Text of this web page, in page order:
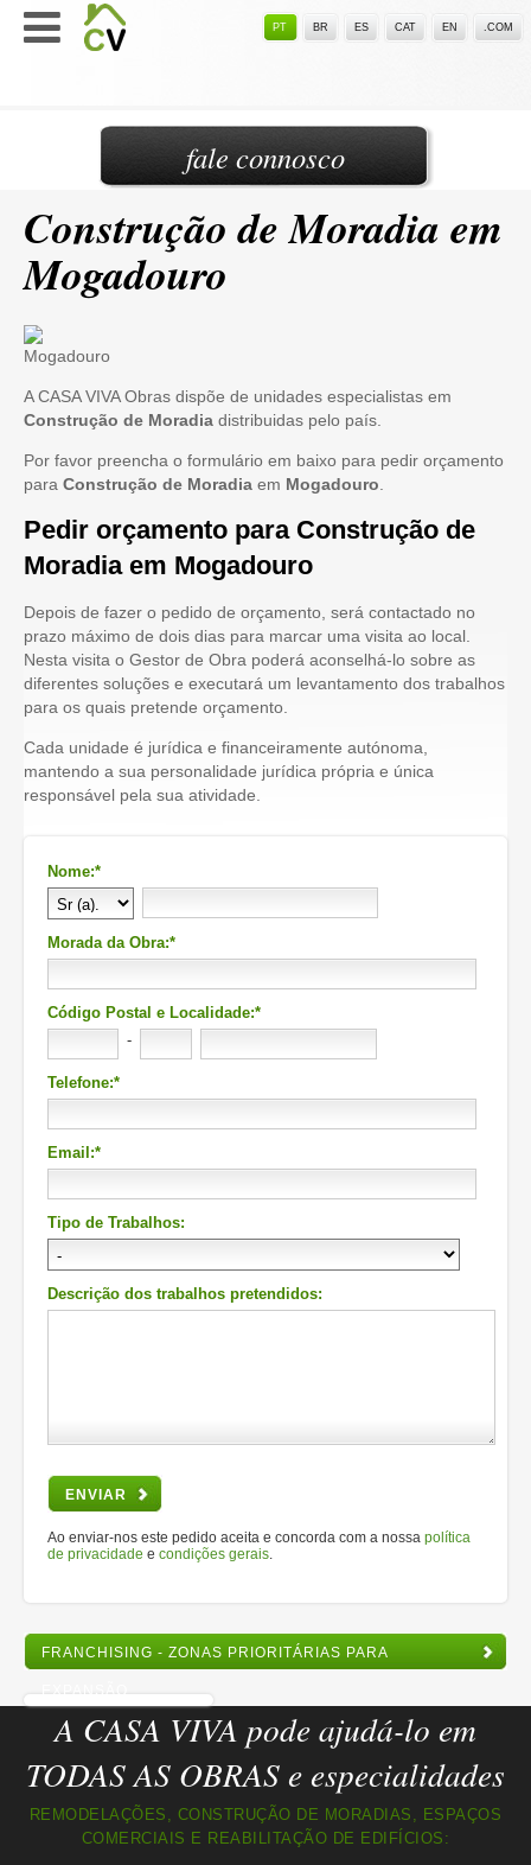
PT BR ES CAT EN .COM
Construção de Moradia em
Mogadouro
A CASA VIVA Obras dispõe de unidades especialistas em
Construção de Moradia distribuidas pelo país.
Por favor preencha o formulário em baixo para pedir orçamento
para Construção de Moradia em Mogadouro
Pedir orçamento para Construção de
Moradia em Mogadouro
Depois de fazer o pedido de orçamento, será contactado no
prazo máximo de dois dias para marcar uma visita ao local.
Nesta visita o Gestor de Obra poderá aconselhá-lo sobre as
diferentes soluções e executará um levantamento dos trabalhos
para os quais pretende orçamento.
Cada unidade é jurídica e financeiramente autónoma,
mantendo a sua personalidade jurídica própria e única
responsável pela sua atividade.
Nome:*
Morada da Obra:*
Código Postal e Localidade:*
-
Telefone:*
Email:*
Tipo de Trabalhos:
Descrição dos trabalhos pretendidos:
ENVIAR
Ao enviar-nos este pedido aceita e concorda com a nossa política
de privacidade e condições gerais
FRANCHISING - ZONAS PRIORITÁRIAS PARA
EXPANSÃO
fale connosco
A CASA VIVA pode ajudá-lo em
TODAS AS OBRAS e especialidades
REMODELAÇÕES, CONSTRUÇÃO DE MORADIAS, ESPAÇOS
COMERCIAIS E REABILITAÇÃO DE EDIFÍCIOS: